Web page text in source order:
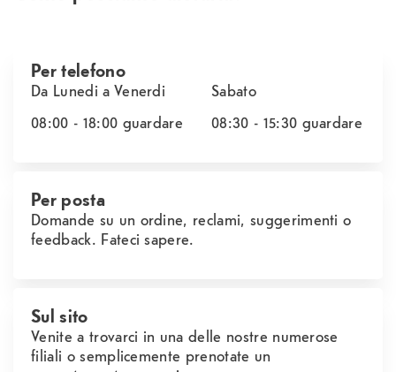
Per telefono
Da Lunedi a Venerdi
08:00 - 18:00 guardare
Sabato
08:30 - 15:30 guardare
Per posta
Domande su un ordine, reclami, suggerimenti o
feedback. Fateci sapere.
Sul sito
Venite a trovarci in una delle nostre numerose
filiali o semplicemente prenotate un